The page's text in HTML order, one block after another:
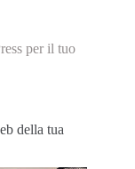
per il tuo
della tua